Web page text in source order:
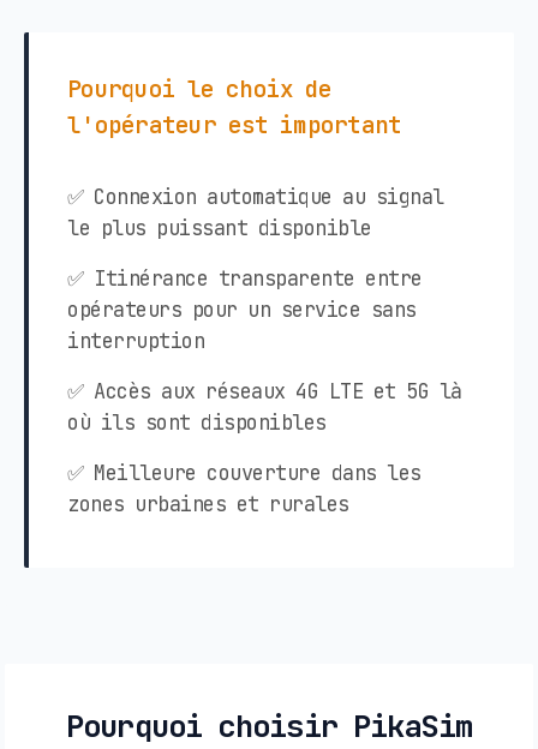
Pourquoi le choix de
l'opérateur est important
✅ Connexion automatique au signal
le plus puissant disponible
✅ Itinérance transparente entre
opérateurs pour un service sans
interruption
✅ Accès aux réseaux 4G LTE et 5G là
où ils sont disponibles
✅ Meilleure couverture dans les
zones urbaines et rurales
Pourquoi choisir PikaSim